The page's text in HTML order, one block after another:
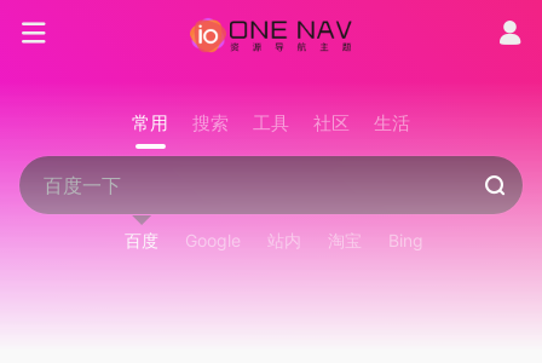
常用 搜索 工具 社区 生活
百度 Google 站内 淘宝 Bing